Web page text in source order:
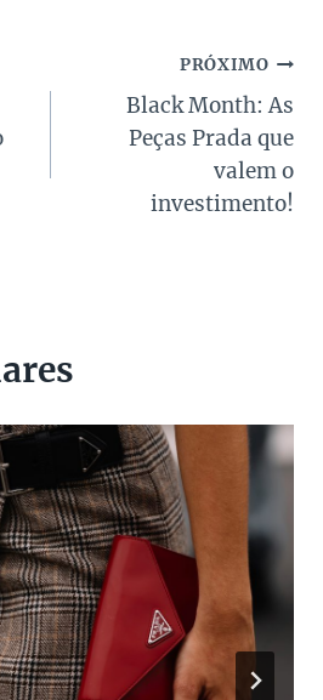
PRÓXIMO
Black Month: As
Peças Prada que
valem o
investimento!